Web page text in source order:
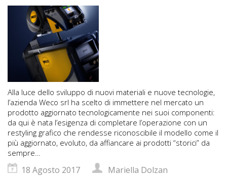
Alla luce dello sviluppo di nuovi materiali e nuove tecnologie,
l’azienda Weco srl ha scelto di immettere nel mercato un
prodotto aggiornato tecnologicamente nei suoi componenti:
da qui è nata l’esigenza di completare l’operazione con un
restyling grafico che rendesse riconoscibile il modello come il
più aggiornato, evoluto, da affiancare ai prodotti “storici” da
sempre…
18 Agosto 2017 Mariella Dolzan